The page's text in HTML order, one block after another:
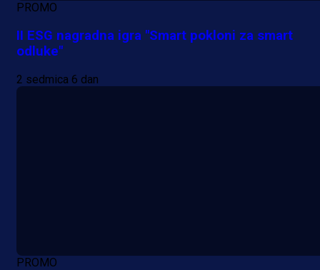
PROMO
II ESG nagradna igra "Smart pokloni za smart
odluke"
2 sedmica 6 dan
PROMO